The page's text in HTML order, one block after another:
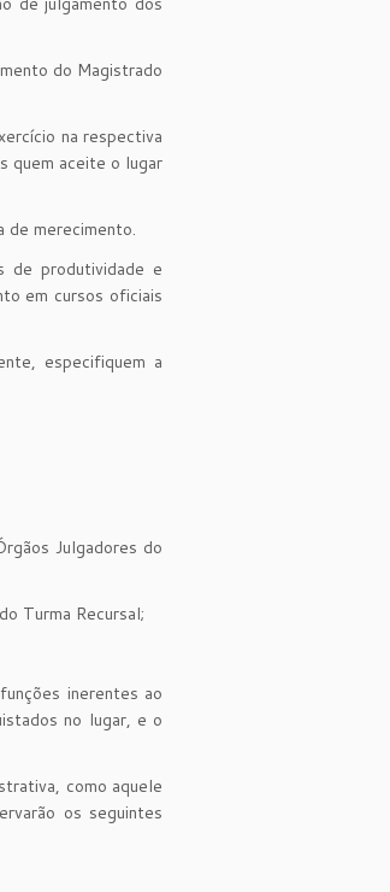
do Magistrado
na respectiva
quem aceite o lugar
de merecimento.
de produtividade e
em cursos oficiais
especifiquem a
Julgadores do
Turma Recursal;
inerentes ao
no lugar, e o
como aquele
os seguintes